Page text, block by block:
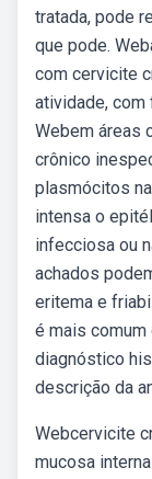
tratada, pode
que pode.
com cervicite
atividade,
Webem áreas
crônico
plasmócitos
intensa o
infecciosa ou
achados
eritema e
é mais
diagnóstico
descrição da
Webcervicite
mucosa